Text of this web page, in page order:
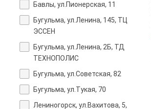
Бавлы, ул.Пионерская, 11
Бугульма, ул.Ленина, 145, ТЦ
ЭССЕН
Бугульма, ул.Ленина, 2Б, ТД
ТЕХНОПОЛИС
Бугульма, ул.Советская, 82
Бугульма, ул.Тукая, 70
Лениногорск, ул.Вахитова, 5,